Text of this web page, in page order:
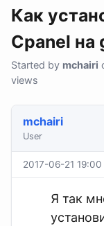
Как
Cpanel на
Started by mchairi
views
mchairi
User
2017-06-21 19:00
Я так